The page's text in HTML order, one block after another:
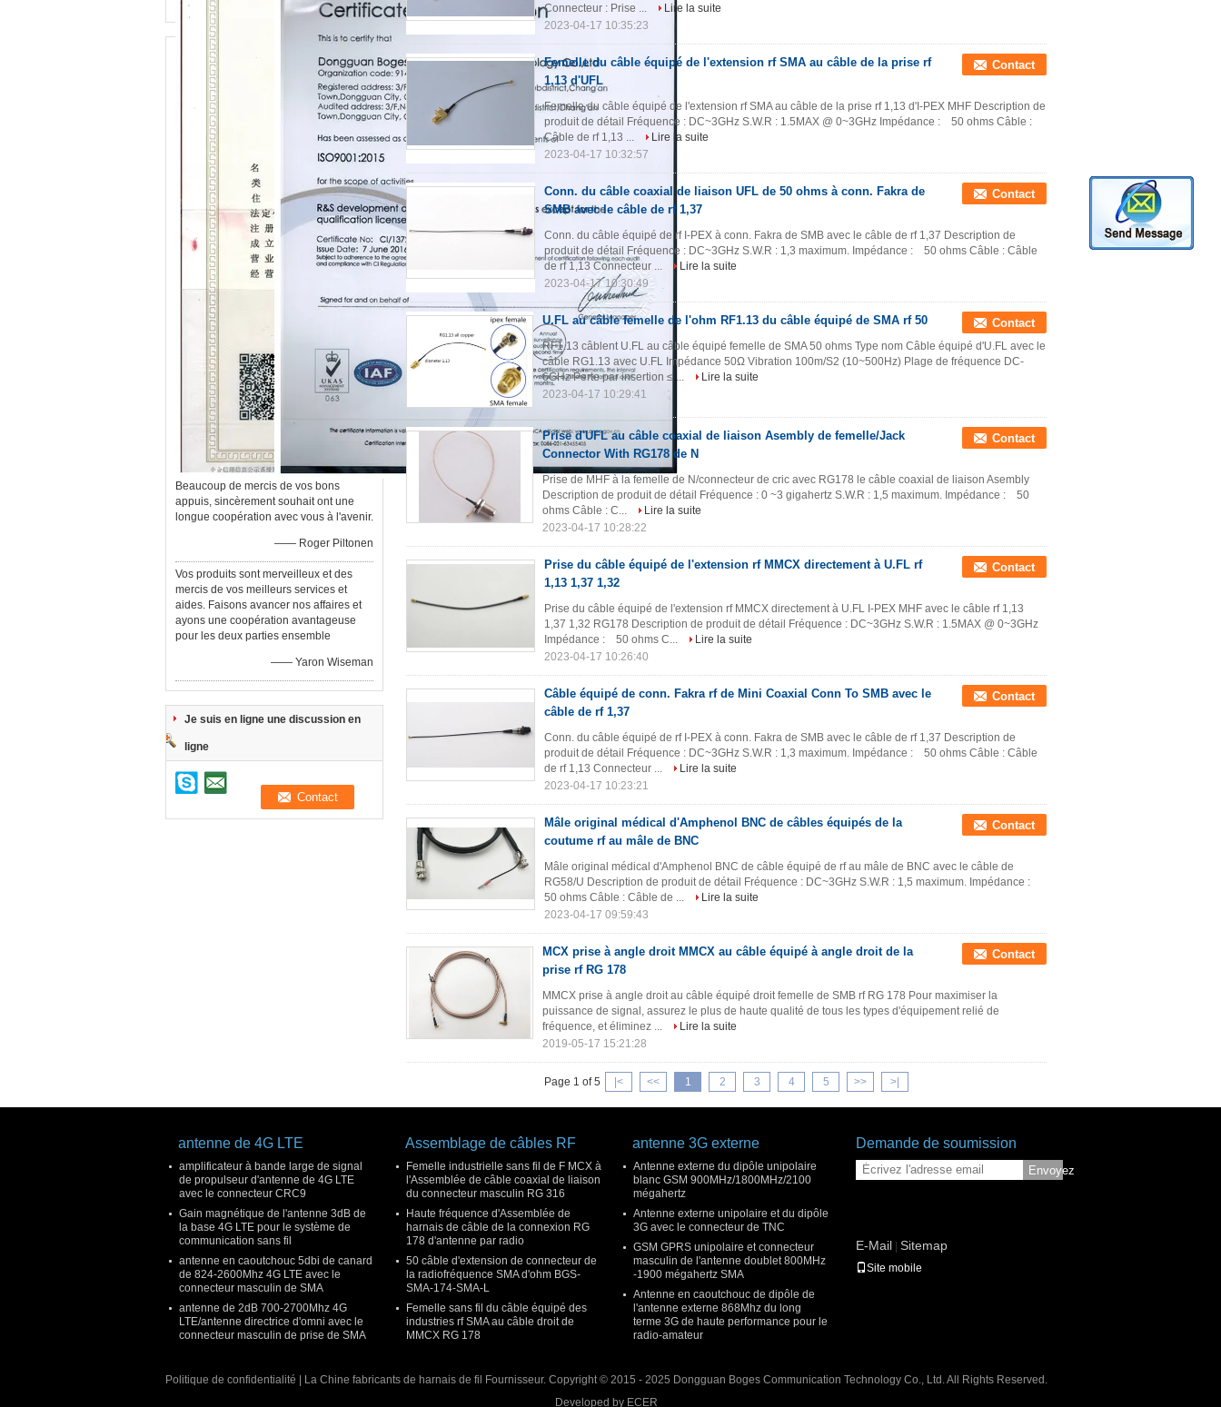
Beaucoup de mercis de vos bons
appuis, sincèrement souhait ont une
longue coopération avec vous à l'avenir.
—— Roger Piltonen
Vos produits sont merveilleux et des
mercis de vos meilleurs services et
aides. Faisons avancer nos affaires et
ayons une coopération avantageuse
pour les deux parties ensemble
—— Yaron Wiseman
Je suis en ligne une discussion en
ligne
Connecteur : Prise ...
Lire la suite
2023-04-17 10:35:23
Femelle du câble équipé de l'extension rf SMA au câble de la prise rf
1,13 d'UFL
Contact
Femelle du câble équipé de l'extension rf SMA au câble de la prise rf 1,13 d'I-PEX MHF Description de
produit de détail Fréquence : DC~3GHz S.W.R : 1.5MAX @ 0~3GHz Impédance : 50 ohms Câble :
Câble de rf 1,13 ...
Lire la suite
2023-04-17 10:32:57
Conn. du câble coaxial de liaison UFL de 50 ohms à conn. Fakra de
SMB avec le câble de rf 1,37
Contact
Conn. du câble équipé de rf I-PEX à conn. Fakra de SMB avec le câble de rf 1,37 Description de
produit de détail Fréquence : DC~3GHz S.W.R : 1,3 maximum. Impédance : 50 ohms Câble : Câble
de rf 1,13 Connecteur ...
Lire la suite
2023-04-17 10:30:49
U.FL au câble femelle de l'ohm RF1.13 du câble équipé de SMA rf 50 Contact
RF1.13 câblent U.FL au câble équipé femelle de SMA 50 ohms Type nom Câble équipé d'U.FL avec le
câble RG1.13 avec U.FL Impédance 50Ω Vibration 100m/S2 (10~500Hz) Plage de fréquence DC-
6GHz Perte par insertion ≤ ...
Lire la suite
2023-04-17 10:29:41
Prise d'UFL au câble coaxial de liaison Asembly de femelle/Jack
Connector With RG178 de N
Contact
Prise de MHF à la femelle de N/connecteur de cric avec RG178 le câble coaxial de liaison Asembly
Description de produit de détail Fréquence : 0 ~3 gigahertz S.W.R : 1,5 maximum. Impédance : 50
ohms Câble : C...
Lire la suite
2023-04-17 10:28:22
Prise du câble équipé de l'extension rf MMCX directement à U.FL rf
1,13 1,37 1,32
Contact
Prise du câble équipé de l'extension rf MMCX directement à U.FL I-PEX MHF avec le câble rf 1,13
1,37 1,32 RG178 Description de produit de détail Fréquence : DC~3GHz S.W.R : 1.5MAX @ 0~3GHz
Impédance : 50 ohms C...
Lire la suite
2023-04-17 10:26:40
Câble équipé de conn. Fakra rf de Mini Coaxial Conn To SMB avec le
câble de rf 1,37
Contact
Conn. du câble équipé de rf I-PEX à conn. Fakra de SMB avec le câble de rf 1,37 Description de
produit de détail Fréquence : DC~3GHz S.W.R : 1,3 maximum. Impédance : 50 ohms Câble : Câble
de rf 1,13 Connecteur ...
Lire la suite
2023-04-17 10:23:21
Mâle original médical d'Amphenol BNC de câbles équipés de la
coutume rf au mâle de BNC
Contact
Mâle original médical d'Amphenol BNC de câble équipé de rf au mâle de BNC avec le câble de
RG58/U Description de produit de détail Fréquence : DC~3GHz S.W.R : 1,5 maximum. Impédance :
50 ohms Câble : Câble de ...
Lire la suite
2023-04-17 09:59:43
MCX prise à angle droit MMCX au câble équipé à angle droit de la
prise rf RG 178
Contact
MMCX prise à angle droit au câble équipé droit femelle de SMB rf RG 178 Pour maximiser la
puissance de signal, assurez le plus de haute qualité de tous les types d'équipement relié de
fréquence, et éliminez ...
Lire la suite
2019-05-17 15:21:28
Page 1 of 5 |< << 1 2 3 4 5 >> >|
antenne de 4G LTE
amplificateur à bande large de signal
de propulseur d'antenne de 4G LTE
avec le connecteur CRC9
Gain magnétique de l'antenne 3dB de
la base 4G LTE pour le système de
communication sans fil
antenne en caoutchouc 5dbi de canard
de 824-2600Mhz 4G LTE avec le
connecteur masculin de SMA
antenne de 2dB 700-2700Mhz 4G
LTE/antenne directrice d'omni avec le
connecteur masculin de prise de SMA
Assemblage de câbles RF
Femelle industrielle sans fil de F MCX à
l'Assemblée de câble coaxial de liaison
du connecteur masculin RG 316
Haute fréquence d'Assemblée de
harnais de câble de la connexion RG
178 d'antenne par radio
50 câble d'extension de connecteur de
la radiofréquence SMA d'ohm BGS-
SMA-174-SMA-L
Femelle sans fil du câble équipé des
industries rf SMA au câble droit de
MMCX RG 178
antenne 3G externe
Antenne externe du dipôle unipolaire
blanc GSM 900MHz/1800MHz/2100
mégahertz
Antenne externe unipolaire et du dipôle
3G avec le connecteur de TNC
GSM GPRS unipolaire et connecteur
masculin de l'antenne doublet 800MHz
-1900 mégahertz SMA
Antenne en caoutchouc de dipôle de
l'antenne externe 868Mhz du long
terme 3G de haute performance pour le
radio-amateur
Demande de soumission
Envoyez
E-Mail Sitemap
Site mobile
Politique de confidentialité La Chine fabricants de harnais de fil
Fournisseur. Copyright © 2015 - 2025 Dongguan Boges Communication Technology Co., Ltd. All Rights Reserved.
Developed by ECER